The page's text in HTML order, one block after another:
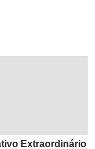
Extraordinário